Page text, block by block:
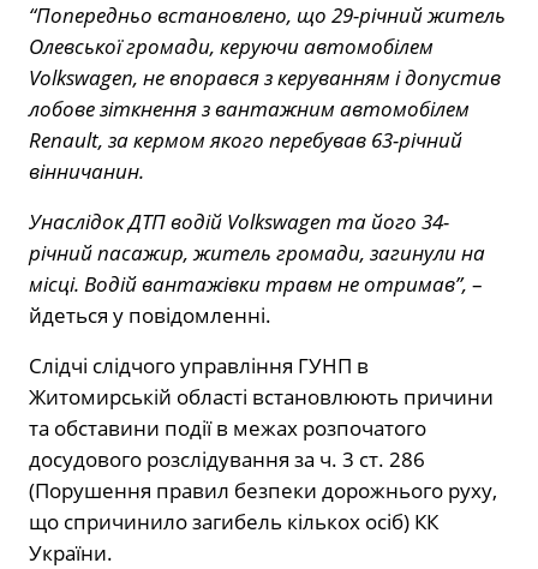
“Попередньо встановлено, що 29-річний житель
Олевської громади, керуючи автомобілем
Volkswagen, не впорався з керуванням і допустив
лобове зіткнення з вантажним автомобілем
Renault, за кермом якого перебував 63-річний
вінничанин.
Унаслідок ДТП водій Volkswagen та його 34-
річний пасажир, житель громади, загинули на
місці. Водій вантажівки травм не отримав”, –
йдеться у повідомленні.
Слідчі слідчого управління ГУНП в
Житомирській області встановлюють причини
та обставини події в межах розпочатого
досудового розслідування за ч. 3 ст. 286
(Порушення правил безпеки дорожнього руху,
що спричинило загибель кількох осіб) КК
України.